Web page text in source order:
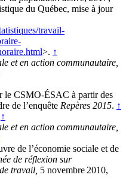
du Québec, mise à jour
travail-
>. ↑
et en action communautaire,
le CSMO-ÉSAC à partir des
de l’enquête Repères 2015. ↑
↑
et en action communautaire,
de l’économie sociale et de
de réflexion sur
travail, 5 novembre 2010,